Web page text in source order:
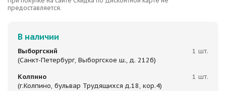
предоставляется.
В наличии
Выборгский
(Санкт-Петербург, Выборгское ш., д. 212б)
1 шт.
Колпино
(г.Колпино, бульвар Трудящихся д.18, кор.4)
1 шт.